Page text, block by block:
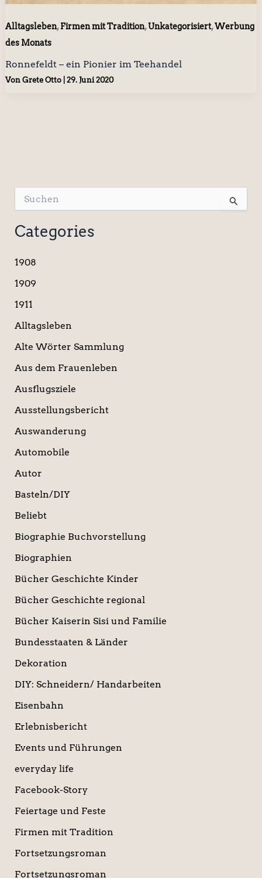
Alltagsleben,Firmen mit Tradition,Unkategorisiert,Werbung
des Monats
Ronnefeldt – ein Pionier im Teehandel
Von Grete Otto 29. Juni 2020
u
c
h
n
a
h
Categories
1908
1909
1911
Alltagsleben
Alte Wörter Sammlung
Aus dem Frauenleben
Ausflugsziele
Ausstellungsbericht
Auswanderung
Automobile
Autor
Basteln/DIY
Beliebt
Biographie Buchvorstellung
Biographien
Bücher Geschichte Kinder
Bücher Geschichte regional
Bücher Kaiserin Sisi und Familie
Bundesstaaten & Länder
Dekoration
DIY: Schneidern/ Handarbeiten
Eisenbahn
Erlebnisbericht
Events und Führungen
everyday life
Facebook-Story
Feiertage und Feste
Firmen mit Tradition
Fortsetzungsroman
Fortsetzungsroman